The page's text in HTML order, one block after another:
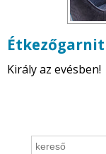
Király az evésben!